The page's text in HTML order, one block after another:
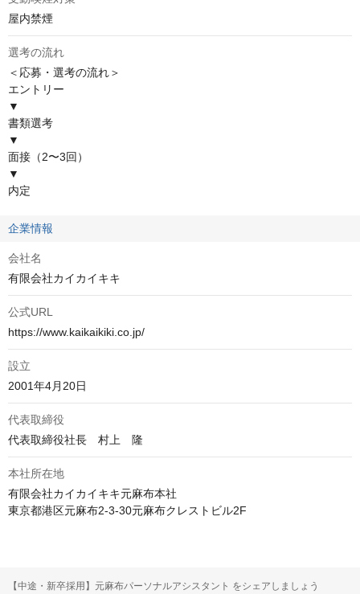
屋内禁煙
選考の流れ
＜応募・選考の流れ＞
エントリー
▼
書類選考
▼
面接（2〜3回）
▼
内定
企業情報
会社名
有限会社カイカイキキ
公式URL
https://www.kaikaikiki.co.jp/
設立
2001年4月20日
代表取締役
代表取締役社長　村上　隆
本社所在地
有限会社カイカイキキ元麻布本社
東京都港区元麻布2-3-30元麻布クレストビル2F
【中途・新卒採用】元麻布パーソナルアシスタント をシェアしましょう